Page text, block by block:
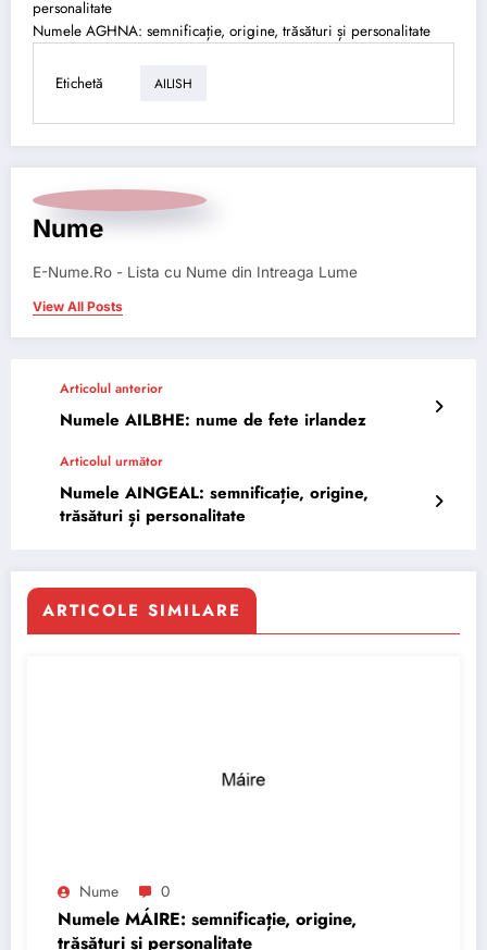
personalitate
Numele AGHNA: semnificație, origine, trăsături și personalitate
Etichetă AILISH
Nume
E-Nume.Ro - Lista cu Nume din Intreaga Lume
View All Posts
Articolul anterior
Numele AILBHE: nume de fete irlandez
Articolul următor
Numele AINGEAL: semnificație, origine,
trăsături și personalitate
ARTICOLE SIMILARE
Nume 0
Numele MÁIRE: semnificație, origine,
trăsături și personalitate